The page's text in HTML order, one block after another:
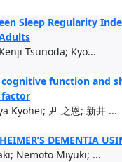
Sleep Regularity
Tsunoda; Kyo...
function and
Kyohei; 尹 之恩; 新井 ...
DEMENTIA
Nemoto Miyuki; ...